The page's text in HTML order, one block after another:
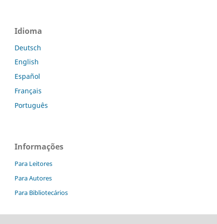
Idioma
Deutsch
English
Español
Français
Português
Informações
Para Leitores
Para Autores
Para Bibliotecários